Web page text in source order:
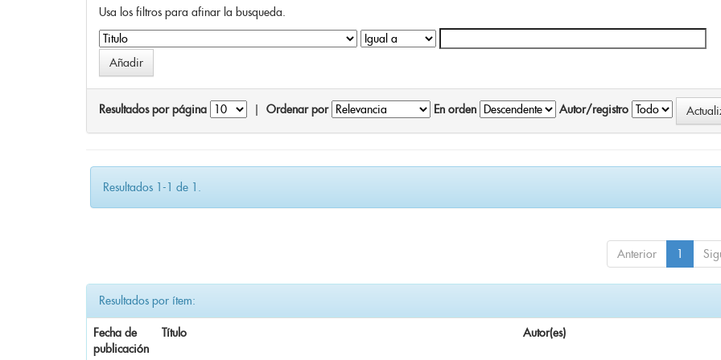
Usa los filtros para afinar la busqueda.
Resultados por página Ordenar por En orden Autor/registro
Resultados 1-1 de 1.
Anterior 1
Resultados por ítem:
Fecha de
publicación
Título Autor(es)